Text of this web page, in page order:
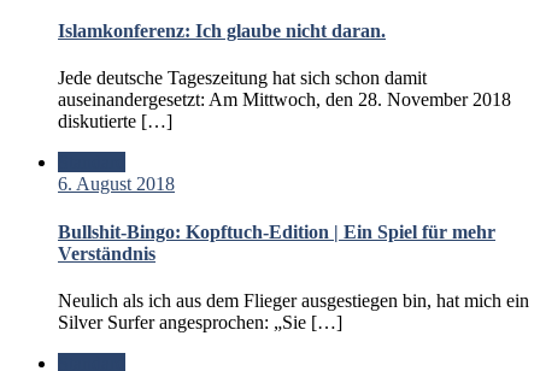
Islamkonferenz: Ich glaube nicht daran.
Jede deutsche Tageszeitung hat sich schon damit
auseinandergesetzt: Am Mittwoch, den 28. November 2018
diskutierte […]
6. August 2018
Bullshit-Bingo: Kopftuch-Edition | Ein Spiel für mehr
Verständnis
Neulich als ich aus dem Flieger ausgestiegen bin, hat mich ein
Silver Surfer angesprochen: „Sie […]